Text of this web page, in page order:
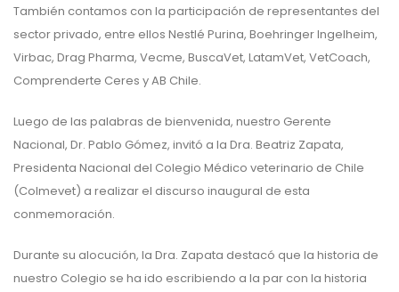
También contamos con la participación de representantes del
sector privado, entre ellos Nestlé Purina, Boehringer Ingelheim,
Virbac, Drag Pharma, Vecme, BuscaVet, LatamVet, VetCoach,
Comprenderte Ceres y AB Chile.
Luego de las palabras de bienvenida, nuestro Gerente
Nacional, Dr. Pablo Gómez, invitó a la Dra. Beatriz Zapata,
Presidenta Nacional del Colegio Médico veterinario de Chile
(Colmevet) a realizar el discurso inaugural de esta
conmemoración.
Durante su alocución, la Dra. Zapata destacó que la historia de
nuestro Colegio se ha ido escribiendo a la par con la historia